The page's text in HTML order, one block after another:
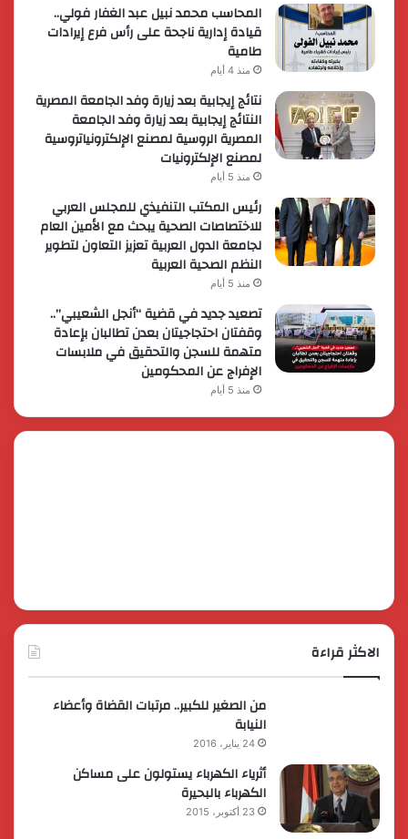
المحاسب محمد نبيل عبد الغفار فولي..
قيادة إدارية ناجحة على رأس فرع إيرادات
طامية
منذ 4 أيام
نتائج إيجابية بعد زيارة وفد الجامعة المصرية
النتائج إيجابية بعد زيارة وفد الجامعة
المصرية الروسية لمصنع الإلكترونياتروسية
لمصنع الإلكترونيات
منذ 5 أيام
رئيس المكتب التنفيذي للمجلس العربي
للاختصاصات الصحية يبحث مع الأمين العام
لجامعة الدول العربية تعزيز التعاون لتطوير
النظم الصحية العربية
منذ 5 أيام
تصعيد جديد في قضية “أنجل الشعيبي”..
وقفتان احتجاجيتان بعدن تطالبان بإعادة
متهمة للسجن والتحقيق في ملابسات
الإفراج عن المحكومين
منذ 5 أيام
الاكثر قراءة
من الصغير للكبير.. مرتبات القضاة وأعضاء
النيابة
24 يناير، 2016
أثرياء الكهرباء يستولون على مساكن
الكهرباء بالبحيرة
23 أكتوبر، 2015